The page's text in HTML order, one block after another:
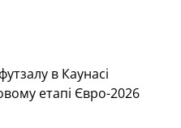
в Каунасі
етапі Євро-2026